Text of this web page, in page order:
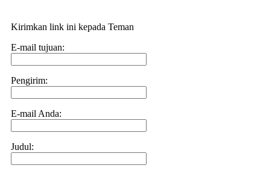
Kirimkan link ini kepada Teman
E-mail tujuan:
Pengirim:
E-mail Anda:
Judul: